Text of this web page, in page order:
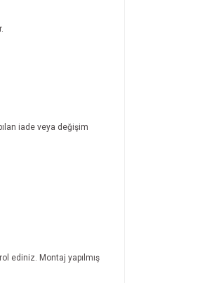
iade veya değişim
ediniz. Montaj yapılmış